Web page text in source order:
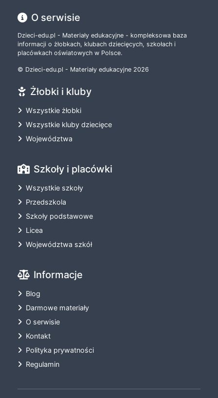
O serwisie
Dzieci-edu.pl - Materiały edukacyjne - kompleksowa baza
informacji o żłobkach, klubach dziecięcych, szkołach i
placówkach oświatowych w Polsce.
© Dzieci-edu.pl - Materiały edukacyjne 2026
Żłobki i kluby
Wszystkie żłobki
Wszystkie kluby dziecięce
Województwa
Szkoły i placówki
Wszystkie szkoły
Przedszkola
Szkoły podstawowe
Licea
Województwa szkół
Informacje
Blog
Darmowe materiały
O serwisie
Kontakt
Polityka prywatności
Regulamin